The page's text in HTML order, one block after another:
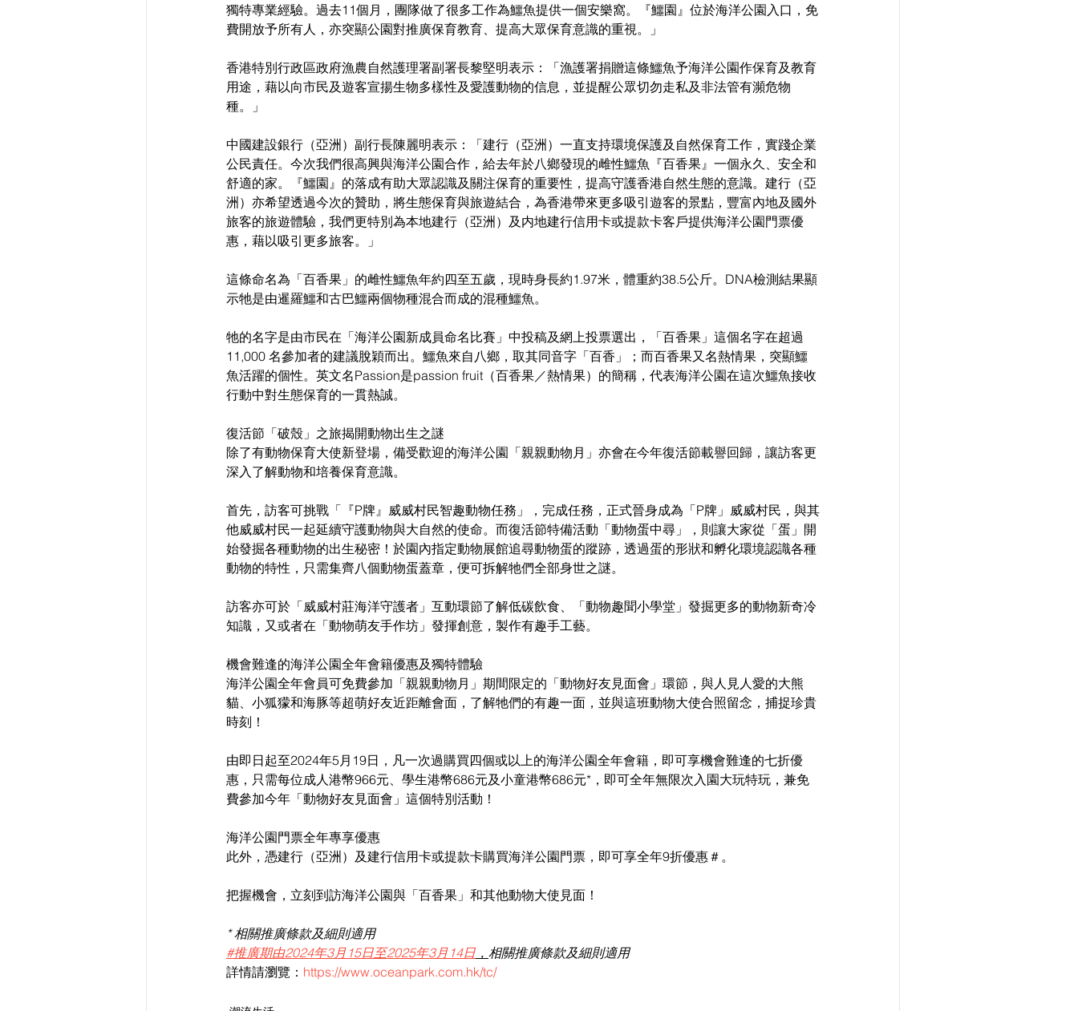
獨特專業經驗。過去11個月，團隊做了很多工作為鱷魚提供一個安樂窩。『鱷園』位於海洋公園入口，免
費開放予所有人，亦突顯公園對推廣保育教育、提高大眾保育意識的重視。」
香港特別行政區政府漁農自然護理署副署長黎堅明表示：「漁護署捐贈這條鱷魚予海洋公園作保育及教育
用途，藉以向市民及遊客宣揚生物多樣性及愛護動物的信息，並提醒公眾切勿走私及非法管有瀕危物
種。」
中國建設銀行（亞洲）副行長陳麗明表示：「建行（亞洲）一直支持環境保護及自然保育工作，實踐企業
公民責任。今次我們很高興與海洋公園合作，給去年於八鄉發現的雌性鱷魚『百香果』一個永久、安全和
舒適的家。『鱷園』的落成有助大眾認識及關注保育的重要性，提高守護香港自然生態的意識。建行（亞
洲）亦希望透過今次的贊助，將生態保育與旅遊結合，為香港帶來更多吸引遊客的景點，豐富內地及國外
旅客的旅遊體驗，我們更特別為本地建行（亞洲）及内地建行信用卡或提款卡客戶提供海洋公園門票優
惠，藉以吸引更多旅客。」
這條命名為「百香果」的雌性鱷魚年約四至五歲，現時身長約1.97米，體重約38.5公斤。DNA檢測結果顯
示牠是由暹羅鱷和古巴鱷兩個物種混合而成的混種鱷魚。
牠的名字是由市民在「海洋公園新成員命名比賽」中投稿及網上投票選出，「百香果」這個名字在超過
11,000 名參加者的建議脫穎而出。鱷魚來自八鄉，取其同音字「百香」；而百香果又名熱情果，突顯鱷
魚活躍的個性。英文名Passion是passion fruit（百香果／熱情果）的簡稱，代表海洋公園在這次鱷魚接收
行動中對生態保育的一貫熱誠。
復活節「破殼」之旅揭開動物出生之謎
除了有動物保育大使新登場，備受歡迎的海洋公園「親親動物月」亦會在今年復活節載譽回歸，讓訪客更
深入了解動物和培養保育意識。
首先，訪客可挑戰「『P牌』威威村民智趣動物任務」，完成任務，正式晉身成為「P牌」威威村民，與其
他威威村民一起延續守護動物與大自然的使命。而復活節特備活動「動物蛋中尋」，則讓大家從「蛋」開
始發掘各種動物的出生秘密！於園內指定動物展館追尋動物蛋的蹤跡，透過蛋的形狀和孵化環境認識各種
動物的特性，只需集齊八個動物蛋蓋章，便可拆解牠們全部身世之謎。
訪客亦可於「威威村莊海洋守護者」互動環節了解低碳飲食、「動物趣聞小學堂」發掘更多的動物新奇冷
知識，又或者在「動物萌友手作坊」發揮創意，製作有趣手工藝。
機會難逢的海洋公園全年會籍優惠及獨特體驗
海洋公園全年會員可免費參加「親親動物月」期間限定的「動物好友見面會」環節，與人見人愛的大熊
貓、小狐獴和海豚等超萌好友近距離會面，了解牠們的有趣一面，並與這班動物大使合照留念，捕捉珍貴
時刻！
由即日起至2024年5月19日，凡一次過購買四個或以上的海洋公園全年會籍，即可享機會難逢的七折優
惠，只需每位成人港幣966元、學生港幣686元及小童港幣686元*，即可全年無限次入園大玩特玩，兼免
費參加今年「動物好友見面會」這個特別活動！
海洋公園門票全年專享優惠
此外，憑建行（亞洲）及建行信用卡或提款卡購買海洋公園門票，即可享全年9折優惠＃。
把握機會，立刻到訪海洋公園與「百香果」和其他動物大使見面！
* 相關推廣條款及細則適用
#推廣期由2024年3月15日至2025年3月14日 ， 相關推廣條款及細則適用
詳情請瀏覽： https://www.oceanpark.com.hk/tc/